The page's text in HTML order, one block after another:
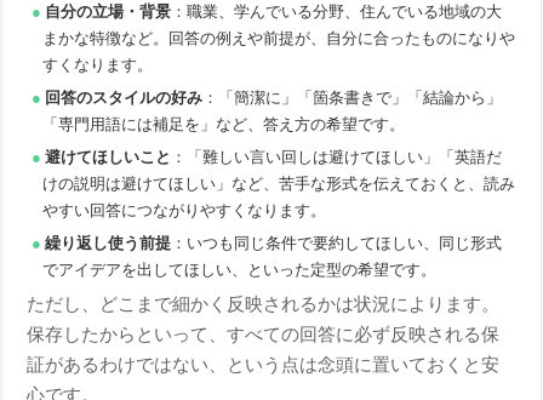
自分の立場・背景 ：職業、学んでいる分野、住んでいる地域の大
まかな特徴など。回答の例えや前提が、自分に合ったものになりや
すくなります。
回答のスタイルの好み ：「簡潔に」「箇条書きで」「結論から」
「専門用語には補足を」など、答え方の希望です。
避けてほしいこと ：「難しい言い回しは避けてほしい」「英語だ
けの説明は避けてほしい」など、苦手な形式を伝えておくと、読み
やすい回答につながりやすくなります。
繰り返し使う前提 ：いつも同じ条件で要約してほしい、同じ形式
でアイデアを出してほしい、といった定型の希望です。
ただし、どこまで細かく反映されるかは状況によります。
保存したからといって、すべての回答に必ず反映される保
証があるわけではない、という点は念頭に置いておくと安
心です。